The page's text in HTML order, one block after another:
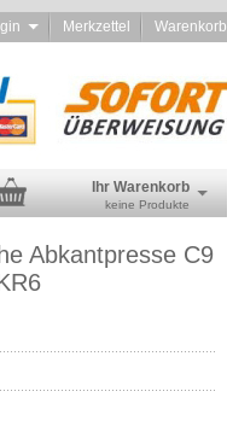
Merkzettel Warenkorb
Ihr Warenkorb
keine Produkte
Abkantpresse C9